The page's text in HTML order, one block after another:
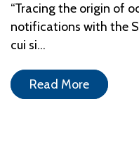
“Tracing the origin of
notifications with the
cui si…
Read More